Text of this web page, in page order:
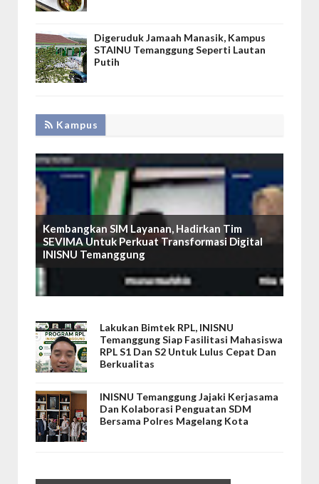
Digeruduk Jamaah Manasik, Kampus
STAINU Temanggung Seperti Lautan
Putih
Kampus
Kembangkan SIM Layanan, Hadirkan Tim
SEVIMA Untuk Perkuat Transformasi Digital
INISNU Temanggung
Lakukan Bimtek RPL, INISNU
Temanggung Siap Fasilitasi Mahasiswa
RPL S1 Dan S2 Untuk Lulus Cepat Dan
Berkualitas
INISNU Temanggung Jajaki Kerjasama
Dan Kolaborasi Penguatan SDM
Bersama Polres Magelang Kota